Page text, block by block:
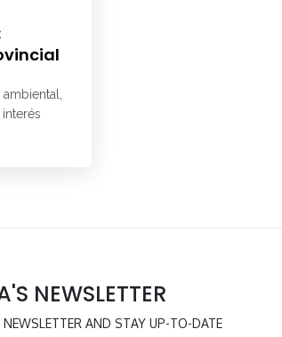
NEWSLETTER
NEWSLETTER AND STAY UP-TO-DATE